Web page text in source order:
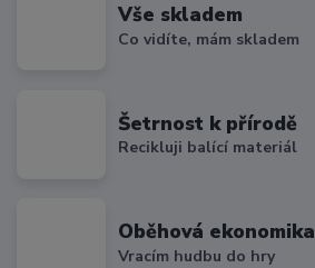
Vše skladem
Co vidíte, mám skladem
Šetrnost k přírodě
Recikluji balící materiál
Oběhová ekonomika
Vracím hudbu do hry